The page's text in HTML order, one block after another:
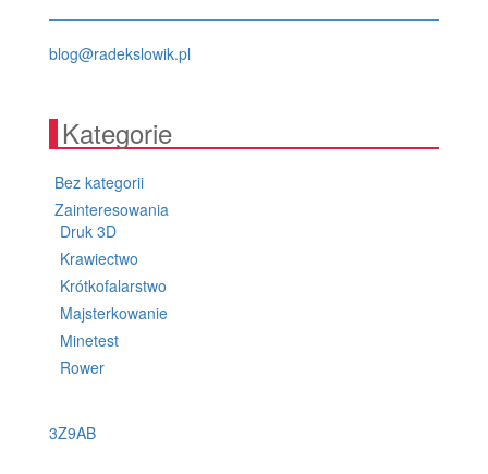
lp.kiwolskedar@golb
Kategorie
Bez kategorii
Zainteresowania
Druk 3D
Krawiectwo
Krótkofalarstwo
Majsterkowanie
Minetest
Rower
3Z9AB